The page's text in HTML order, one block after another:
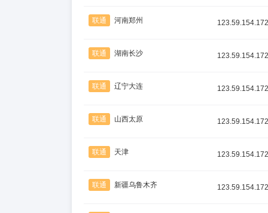
联通 河南郑州 123.59.154.172
联通 湖南长沙 123.59.154.172
联通 辽宁大连 123.59.154.172
联通 山西太原 123.59.154.172
联通 天津 123.59.154.172
联通 新疆乌鲁木齐 123.59.154.172